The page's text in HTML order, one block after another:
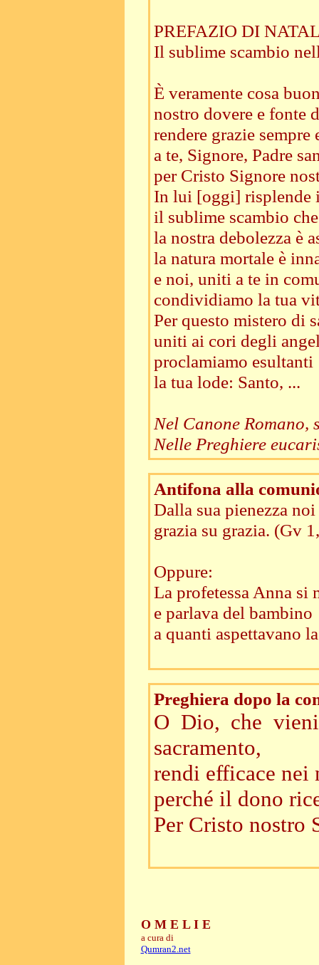
PREFAZIO DI
Il sublime scambio
È veramente cosa
nostro dovere e fonte
rendere grazie
a te, Signore, Padre
per Cristo Signore
In lui [oggi] risplende
il sublime scambio
la nostra debolezza è
la natura mortale è
e noi, uniti a te in
condividiamo la tua
Per questo mistero di
uniti ai cori degli
proclamiamo esultanti
la tua lode: Santo, ...
Nel Canone
Nelle Preghiere
Antifona alla
Dalla sua pienezza
grazia su grazia. (Gv
Oppure:
La profetessa Anna si
e parlava del bambino
a quanti aspettavano
Preghiera dopo la
O Dio, che
sacramento,
rendi efficace nei
perché il dono
Per Cristo nostro
O M E L I E
a cura di
Qumran2.net